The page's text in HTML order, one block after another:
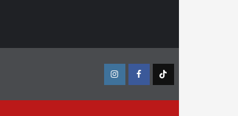
InstagramFacebookTikTok